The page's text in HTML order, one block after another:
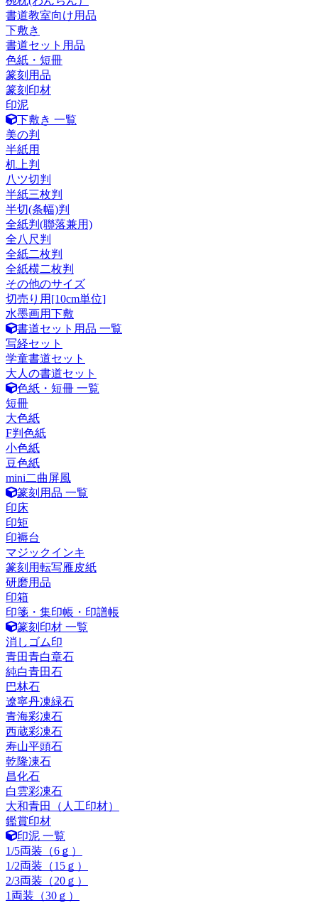
書道教室向け用品
下敷き
書道セット用品
色紙・短冊
篆刻用品
篆刻印材
印泥
下敷き 一覧
美の判
半紙用
机上判
八ツ切判
半紙三枚判
半切(条幅)判
全紙判(聯落兼用)
全八尺判
全紙二枚判
全紙横二枚判
その他のサイズ
切売り用[10cm単位]
水墨画用下敷
書道セット用品 一覧
写経セット
学童書道セット
大人の書道セット
色紙・短冊 一覧
短冊
大色紙
F判色紙
小色紙
豆色紙
mini二曲屏風
篆刻用品 一覧
印床
印矩
印褥台
マジックインキ
篆刻用転写雁皮紙
研磨用品
印箱
印箋・集印帳・印譜帳
篆刻印材 一覧
消しゴム印
青田青白章石
純白青田石
巴林石
遼寧丹凍緑石
青海彩凍石
西蔵彩凍石
寿山平頭石
乾隆凍石
昌化石
白雲彩凍石
大和青田（人工印材）
鑑賞印材
印泥 一覧
1/5両装（6ｇ）
1/2両装（15ｇ）
2/3両装（20ｇ）
1両装（30ｇ）